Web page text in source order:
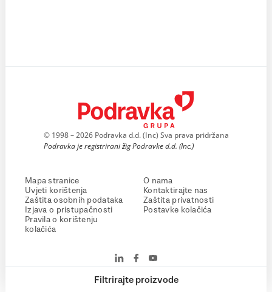
Filtrirajte proizvode
© 1998 – 2026 Podravka d.d. (Inc) Sva prava pridržana
Podravka je registrirani žig Podravke d.d. (Inc.)
Mapa stranice
Uvjeti korištenja
Zaštita osobnih podataka
Izjava o pristupačnosti
Pravila o korištenju
kolačića
O nama
Kontaktirajte nas
Zaštita privatnosti
Postavke kolačića